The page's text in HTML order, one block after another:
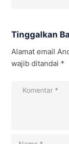
Tinggalkan
Alamat email
wajib ditandai *